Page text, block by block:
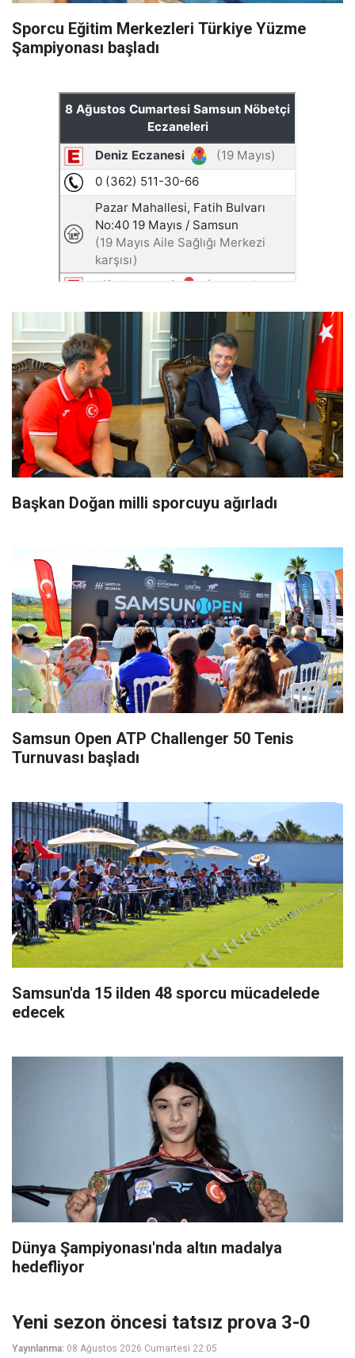
Sporcu Eğitim Merkezleri Türkiye Yüzme
Şampiyonası başladı
Başkan Doğan milli sporcuyu ağırladı
Samsun Open ATP Challenger 50 Tenis
Turnuvası başladı
Samsun'da 15 ilden 48 sporcu mücadelede
edecek
Dünya Şampiyonası'nda altın madalya
hedefliyor
Yeni sezon öncesi tatsız prova 3-0
Yayınlanma: 08 Ağustos 2026 Cumartesi 22:05